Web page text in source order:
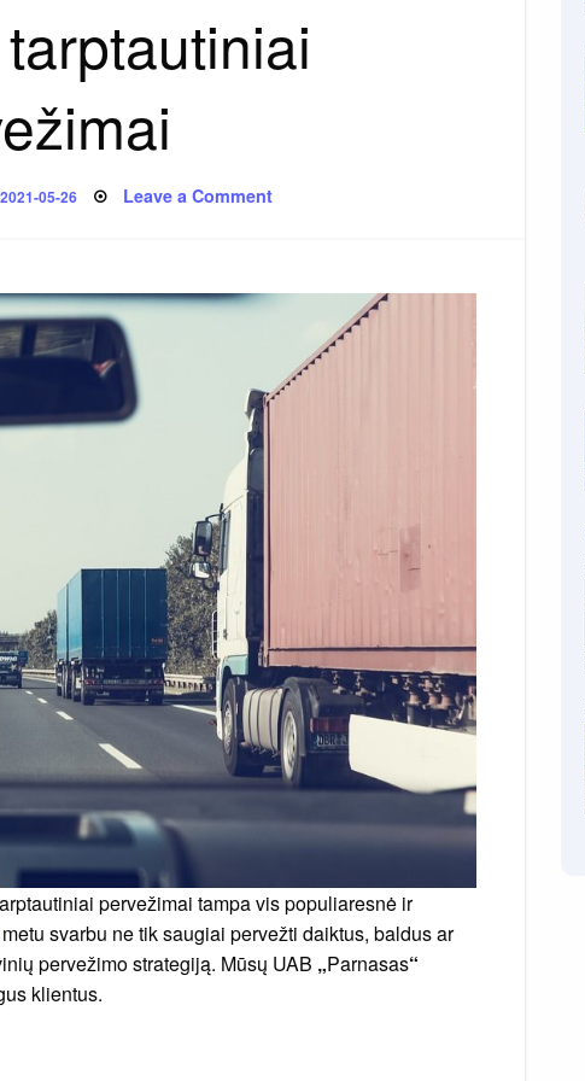
Posted
2021-05-26 Leave a Commenton
pervežimai tampa vis populiaresnė ir
metu svarbu ne tik saugiai pervežti daiktus, baldus ar
pervežimo strategiją. Mūsų UAB „Parnasas“
klientus.